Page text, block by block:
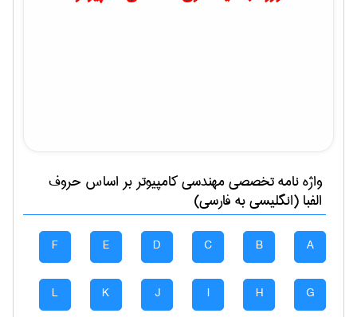
واژه نامه تخصصیمهندسی كامپيوتربر اساس حروف
الفبا (انگلیسی به فارسی)
A
B
C
D
E
F
G
H
I
J
K
L